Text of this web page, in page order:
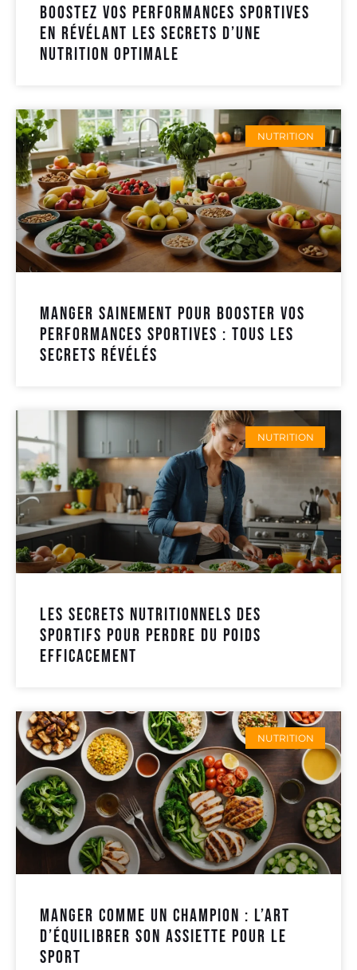
Boostez vos performances sportives
en révélant les secrets d’une
nutrition optimale
NUTRITION
Manger sainement pour booster vos
performances sportives : tous les
secrets révélés
NUTRITION
Les secrets nutritionnels des
sportifs pour perdre du poids
efficacement
NUTRITION
Manger comme un champion : l’art
d’équilibrer son assiette pour le
sport